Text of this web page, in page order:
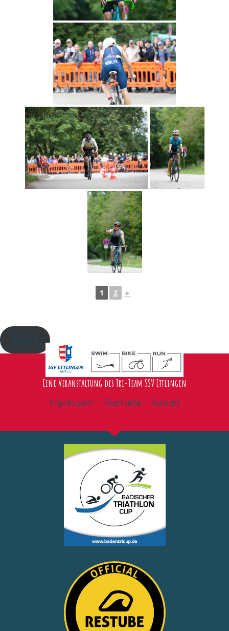
1 2 ►
Zurück
Eine Veranstaltung des Tri-Team SSV Ettlingen
Impressum – Startseite – Kontakt